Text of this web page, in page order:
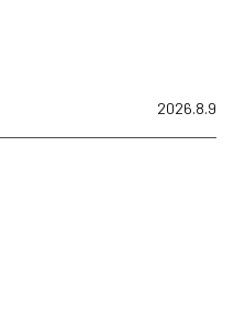
2026.8.9